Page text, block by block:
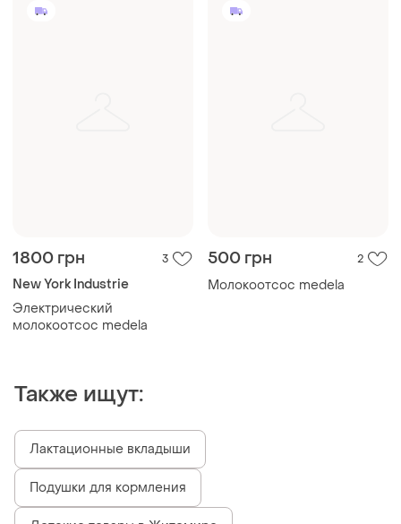
1800 грн 3
New York Industrie
Электрический
молокоотсос medela
500 грн 2
Молокоотсос medela
Также ищут:
Лактационные вкладыши
Подушки для кормления